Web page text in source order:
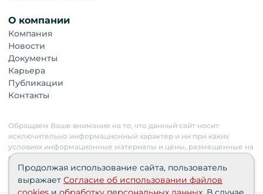
О компании
Компания
Новости
Документы
Карьера
Публикации
Контакты
Обращаем Ваше внимание на то, что данный сайт носит
исключительно информационный характер и ни при каких
условиях информационные материалы и цены, размещенные на
сайте, не являются публичной офертой. Застройщик имеет
право изменять стоимость объектов.
Продолжая использование сайта, пользователь
выражает Согласие об использовании файлов